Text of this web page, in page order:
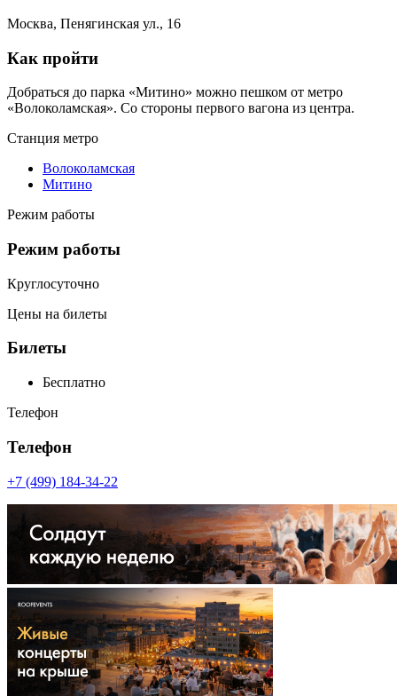
Москва, Пенягинская ул., 16
Как пройти
Добраться до парка «Митино» можно пешком от метро
«Волоколамская». Со стороны первого вагона из центра.
Станция метро
Волоколамская
Митино
Режим работы
Режим работы
Круглосуточно
Цены на билеты
Билеты
Бесплатно
Телефон
Телефон
+7 (499) 184-34-22